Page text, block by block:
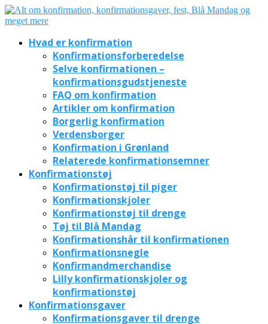
Hvad er konfirmation
Konfirmationsforberedelse
Selve konfirmationen –
konfirmationsgudstjeneste
FAQ om konfirmation
Artikler om konfirmation
Borgerlig konfirmation
Verdensborger
Konfirmation i Grønland
Relaterede konfirmationsemner
Konfirmationstøj
Konfirmationstøj til piger
Konfirmationskjoler
Konfirmationstøj til drenge
Tøj til Blå Mandag
Konfirmationshår til konfirmationen
Konfirmationsnegle
Konfirmandmerchandise
Lilly konfirmationskjoler og
konfirmationstøj
Konfirmationsgaver
Konfirmationsgaver til drenge